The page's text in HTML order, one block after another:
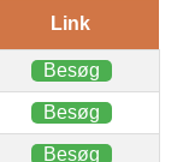
Link
Besøg
Besøg
Besøg